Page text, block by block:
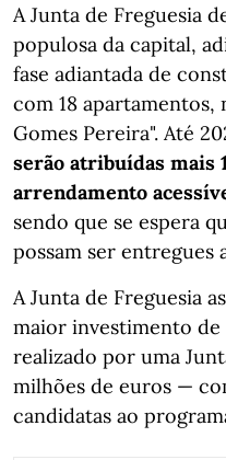
A Junta de Freguesia
populosa da capital,
fase adiantada de
com 18 apartamentos,
Gomes Pereira". Até
serão atribuídas mais
arrendamento
sendo que se espera
possam ser entregues
A Junta de Freguesia
maior investimento de
realizado por uma
milhões de euros —
candidatas ao